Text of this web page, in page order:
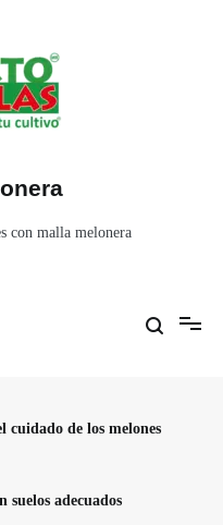
con malla melonera
cuidado de los melones
suelos adecuados